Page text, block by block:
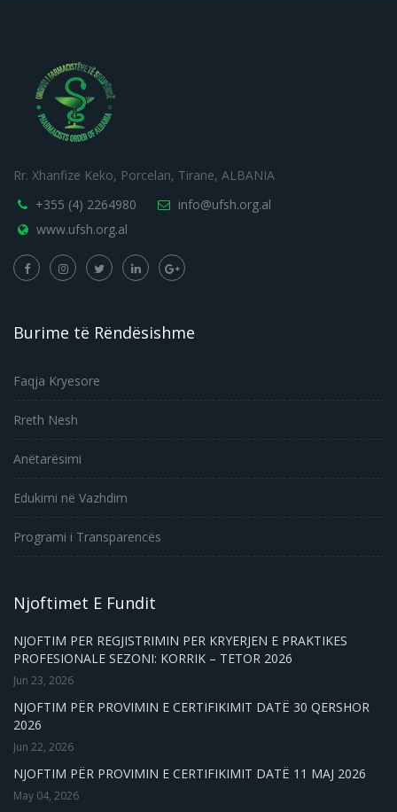
Rr. Xhanfize Keko, Porcelan, Tirane, ALBANIA
+355 (4) 2264980
info@ufsh.org.al
www.ufsh.org.al
Burime të Rëndësishme
Faqja Kryesore
Rreth Nesh
Anëtarësimi
Edukimi në Vazhdim
Programi i Transparencës
Njoftimet E Fundit
NJOFTIM PER REGJISTRIMIN PER KRYERJEN E PRAKTIKES
PROFESIONALE SEZONI: KORRIK – TETOR 2026
Jun 23, 2026
NJOFTIM PËR PROVIMIN E CERTIFIKIMIT DATË 30 QERSHOR
2026
Jun 22, 2026
NJOFTIM PËR PROVIMIN E CERTIFIKIMIT DATË 11 MAJ 2026
May 04, 2026